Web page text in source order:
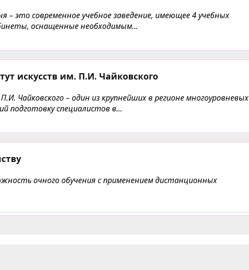
– это современное учебное заведение, имеющее 4 учебных
оснащенные необходимым...
искусств им. П.И. Чайковского
Чайковского – один из крупнейших в регионе многоуровневых
подготовку специалистов в...
очного обучения с применением дистанционных